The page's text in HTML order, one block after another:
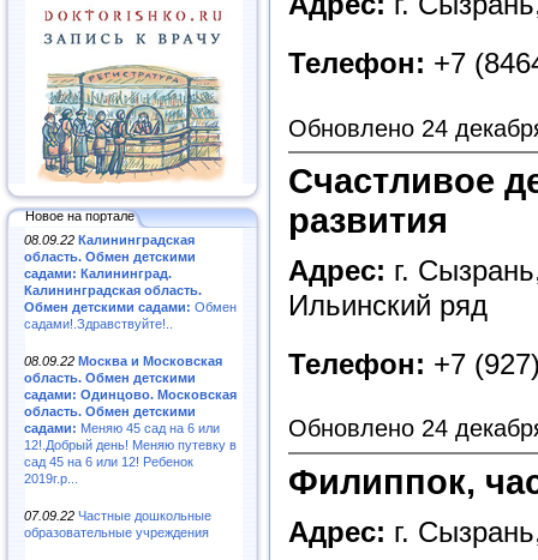
Новое на портале
08.09.22 Калининградская
область. Обмен детскими
садами: Калининград.
Калининградская область.
Обмен детскими садами: Обмен
садами!.Здравствуйте!..
08.09.22 Москва и Московская
область. Обмен детскими
садами: Одинцово. Московская
область. Обмен детскими
садами: Меняю 45 сад на 6 или
12!.Добрый день! Меняю путевку в
сад 45 на 6 или 12! Ребенок
2019г.р...
07.09.22 Частные дошкольные
образовательные учреждения
Телефон: +7
Обновлено 24
Счастливое
развития
Адрес: г.
Ильинский ряд
Телефон: +7
Обновлено 24
Филиппок,
Адрес: г.